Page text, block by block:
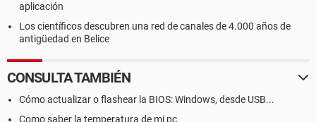
aplicación
Los científicos descubren una red de canales de 4.000 años de
antigüedad en Belice
CONSULTA TAMBIÉN
Cómo actualizar o flashear la BIOS: Windows, desde USB...
Como saber la temperatura de mi pc